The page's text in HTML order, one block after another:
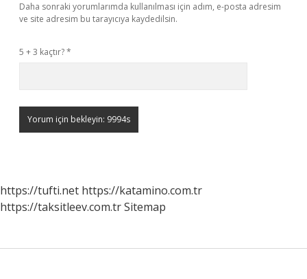
Daha sonraki yorumlarımda kullanılması için adım, e-posta adresim
ve site adresim bu tarayıcıya kaydedilsin.
5 + 3 kaçtır?*
https://tufti.net https://katamino.com.tr
https://taksitleev.com.trSitemap